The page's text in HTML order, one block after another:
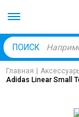
ПОИСК
Главная
Adidas Linear Small